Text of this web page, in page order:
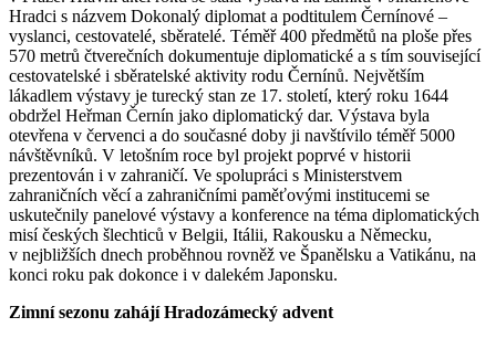
Hradci s názvem Dokonalý diplomat a podtitulem Černínové –
vyslanci, cestovatelé, sběratelé. Téměř 400 předmětů na ploše přes
570 metrů čtverečních dokumentuje diplomatické a s tím související
cestovatelské i sběratelské aktivity rodu Černínů. Největším
lákadlem výstavy je turecký stan ze 17. století, který roku 1644
obdržel Heřman Černín jako diplomatický dar. Výstava byla
otevřena v červenci a do současné doby ji navštívilo téměř 5000
návštěvníků. V letošním roce byl projekt poprvé v historii
prezentován i v zahraničí. Ve spolupráci s Ministerstvem
zahraničních věcí a zahraničními paměťovými institucemi se
uskutečnily panelové výstavy a konference na téma diplomatických
misí českých šlechticů v Belgii, Itálii, Rakousku a Německu,
v nejbližších dnech proběhnou rovněž ve Španělsku a Vatikánu, na
konci roku pak dokonce i v dalekém Japonsku.
Zimní sezonu zahájí Hradozámecký advent